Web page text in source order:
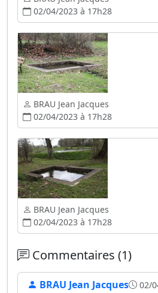
02/04/2023 à 17h28
BRAU Jean Jacques
02/04/2023 à 17h28
BRAU Jean Jacques
02/04/2023 à 17h28
Commentaires (1)
BRAU Jean Jacques 02/